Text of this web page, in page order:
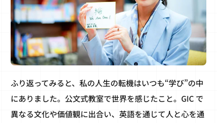
ふり返ってみると、私の人生の転機はいつも“学び”の中
にありました。公文式教室で世界を感じたこと。GIC で
異なる文化や価値観に出合い、英語を通じて人と心を通